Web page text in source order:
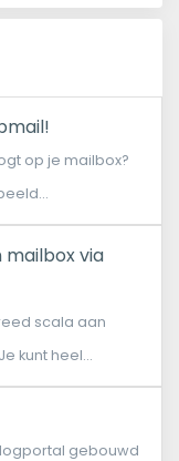
op je mailbox?
via
scala aan
kunt heel...
gebouwd